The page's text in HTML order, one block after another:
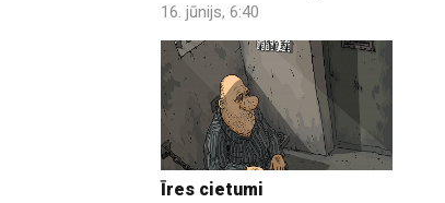
16. jūnijs, 6:40
Īres cietumi